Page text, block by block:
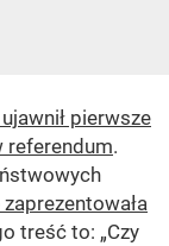
pierwsze
referendum.
treść to: „Czy